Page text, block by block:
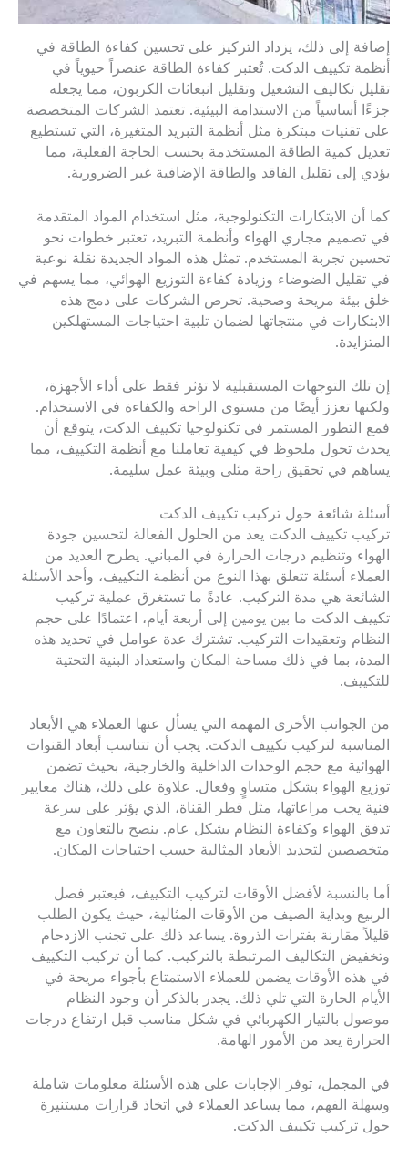
إضافة إلى ذلك، يزداد التركيز على تحسين كفاءة الطاقة في
أنظمة تكييف الدكت. تُعتبر كفاءة الطاقة عنصراً حيوياً في
تقليل تكاليف التشغيل وتقليل انبعاثات الكربون، مما يجعله
جزءًا أساسياً من الاستدامة البيئية. تعتمد الشركات المتخصصة
على تقنيات مبتكرة مثل أنظمة التبريد المتغيرة، التي تستطيع
تعديل كمية الطاقة المستخدمة بحسب الحاجة الفعلية، مما
يؤدي إلى تقليل الفاقد والطاقة الإضافية غير الضرورية.
كما أن الابتكارات التكنولوجية، مثل استخدام المواد المتقدمة
في تصميم مجاري الهواء وأنظمة التبريد، تعتبر خطوات نحو
تحسين تجربة المستخدم. تمثل هذه المواد الجديدة نقلة نوعية
في تقليل الضوضاء وزيادة كفاءة التوزيع الهوائي، مما يسهم في
خلق بيئة مريحة وصحية. تحرص الشركات على دمج هذه
الابتكارات في منتجاتها لضمان تلبية احتياجات المستهلكين
المتزايدة.
إن تلك التوجهات المستقبلية لا تؤثر فقط على أداء الأجهزة،
ولكنها تعزز أيضًا من مستوى الراحة والكفاءة في الاستخدام.
فمع التطور المستمر في تكنولوجيا تكييف الدكت، يتوقع أن
يحدث تحول ملحوظ في كيفية تعاملنا مع أنظمة التكييف، مما
يساهم في تحقيق راحة مثلى وبيئة عمل سليمة.
أسئلة شائعة حول تركيب تكييف الدكت
تركيب تكييف الدكت يعد من الحلول الفعالة لتحسين جودة
الهواء وتنظيم درجات الحرارة في المباني. يطرح العديد من
العملاء أسئلة تتعلق بهذا النوع من أنظمة التكييف، وأحد الأسئلة
الشائعة هي مدة التركيب. عادةً ما تستغرق عملية تركيب
تكييف الدكت ما بين يومين إلى أربعة أيام، اعتمادًا على حجم
النظام وتعقيدات التركيب. تشترك عدة عوامل في تحديد هذه
المدة، بما في ذلك مساحة المكان واستعداد البنية التحتية
للتكييف.
من الجوانب الأخرى المهمة التي يسأل عنها العملاء هي الأبعاد
المناسبة لتركيب تكييف الدكت. يجب أن تتناسب أبعاد القنوات
الهوائية مع حجم الوحدات الداخلية والخارجية، بحيث تضمن
توزيع الهواء بشكل متساوٍ وفعال. علاوة على ذلك، هناك معايير
فنية يجب مراعاتها، مثل قطر القناة، الذي يؤثر على سرعة
تدفق الهواء وكفاءة النظام بشكل عام. ينصح بالتعاون مع
متخصصين لتحديد الأبعاد المثالية حسب احتياجات المكان.
أما بالنسبة لأفضل الأوقات لتركيب التكييف، فيعتبر فصل
الربيع وبداية الصيف من الأوقات المثالية، حيث يكون الطلب
قليلاً مقارنة بفترات الذروة. يساعد ذلك على تجنب الازدحام
وتخفيض التكاليف المرتبطة بالتركيب. كما أن تركيب التكييف
في هذه الأوقات يضمن للعملاء الاستمتاع بأجواء مريحة في
الأيام الحارة التي تلي ذلك. يجدر بالذكر أن وجود النظام
موصول بالتيار الكهربائي في شكل مناسب قبل ارتفاع درجات
الحرارة يعد من الأمور الهامة.
في المجمل، توفر الإجابات على هذه الأسئلة معلومات شاملة
وسهلة الفهم، مما يساعد العملاء في اتخاذ قرارات مستنيرة
حول تركيب تكييف الدكت.